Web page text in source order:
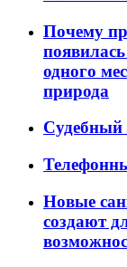
Почему
одного
природа
Судебный
Новые
создают